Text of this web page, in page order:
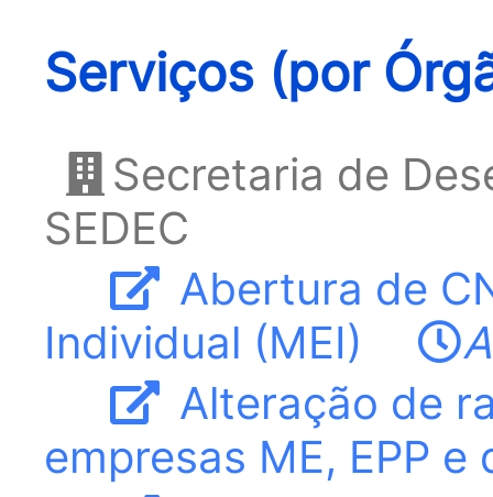
Serviços (por
Secretaria de
SEDEC
Abertura de
Individual (MEI)
Alteração de
empresas ME, EPP